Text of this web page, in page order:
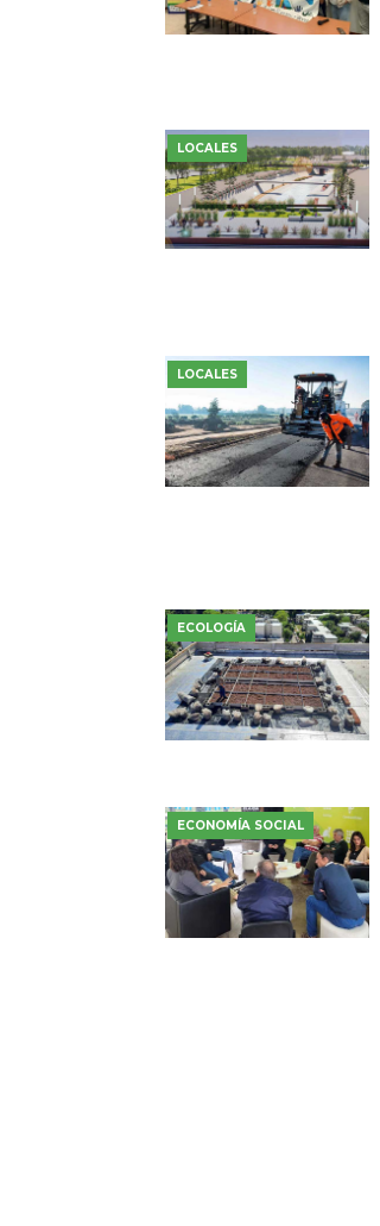
LOCALES
LOCALES
ECOLOGÍA
ECONOMÍA SOCIAL